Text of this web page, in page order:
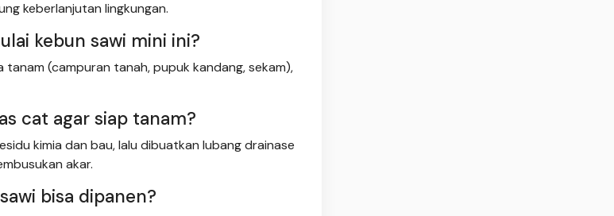
keberlanjutan lingkungan.
kebun sawi mini ini?
(campuran tanah, pupuk kandang, sekam),
cat agar siap tanam?
kimia dan bau, lalu dibuatkan lubang drainase
akar.
bisa dipanen?